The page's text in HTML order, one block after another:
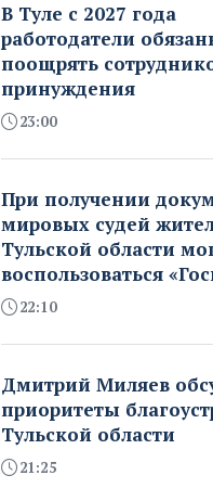
В Туле с 2027 года
работодатели
поощрять
принуждения
23:00
При получении
мировых судей
Тульской области
воспользоваться
22:10
Дмитрий Миляев
приоритеты
Тульской области
21:25